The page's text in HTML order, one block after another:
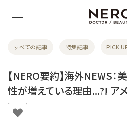
すべての記事 特集記事 PICK
【NERO要約】海外NEWS
性が増えている理由...?! ア